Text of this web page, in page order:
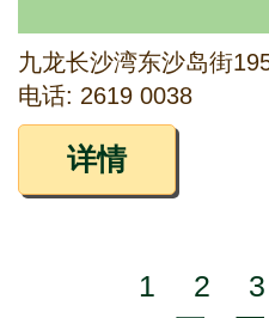
电话: 2619 0038
详情
Pagination
Page
1 Page
2 3